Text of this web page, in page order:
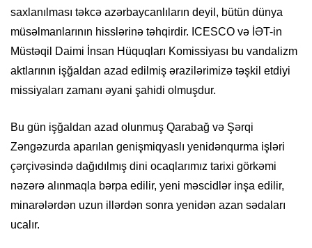
saxlanılması təkcə azərbaycanlıların deyil, bütün dünya
müsəlmanlarının hisslərinə təhqirdir. ICESCO və İƏT-in
Müstəqil Daimi İnsan Hüquqları Komissiyası bu vandalizm
aktlarının işğaldan azad edilmiş ərazilərimizə təşkil etdiyi
missiyaları zamanı əyani şahidi olmuşdur.
Bu gün işğaldan azad olunmuş Qarabağ və Şərqi
Zəngəzurda aparılan genişmiqyaslı yenidənqurma işləri
çərçivəsində dağıdılmış dini ocaqlarımız tarixi görkəmi
nəzərə alınmaqla bərpa edilir, yeni məscidlər inşa edilir,
minarələrdən uzun illərdən sonra yenidən azan sədaları
ucalır.